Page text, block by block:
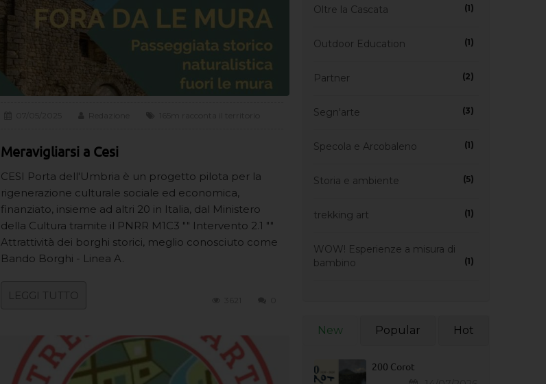
Meravigliarsi a Cesi
CESI Porta dell'Umbria è un progetto pilota per la
rigenerazione culturale sociale ed economica,
finanziato, insieme ad altri 20 in Italia, dal Ministero
della Cultura tramite il PNRR M1C3 "" Intervento 2.1 ""
Attrattività dei borghi storici, meglio conosciuto come
Bando Borghi - Linea A.
LEGGI TUTTO
Oltre la Cascata (1)
Outdoor Education (1)
Partner (2)
Segn'arte (3)
Specola e Arcobaleno (1)
Storia e ambiente (5)
trekking art (1)
WOW! Esperienze a misura di
bambino
(1)
New Popular Hot
200 Corot